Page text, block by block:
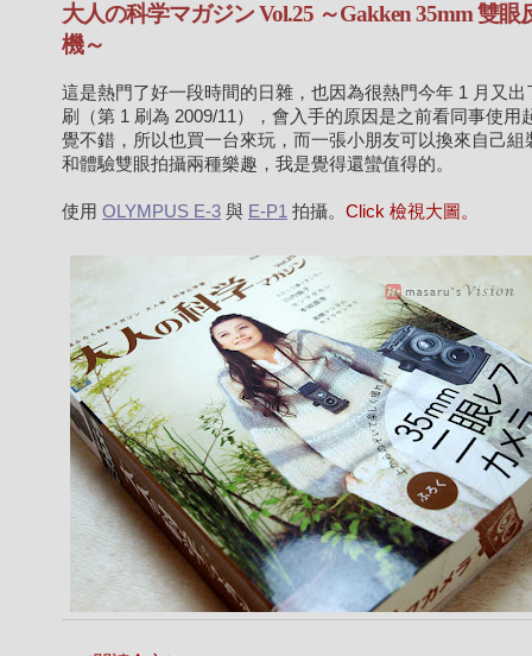
大人の科学マガジン Vol.25 ～Gakken 35mm 雙眼
機～
這是熱門了好一段時間的日雜，也因為很熱門今年 1 月又出
刷（第 1 刷為 2009/11），會入手的原因是之前看同事使用
覺不錯，所以也買一台來玩，而一張小朋友可以換來自己組
和體驗雙眼拍攝兩種樂趣，我是覺得還蠻值得的。
使用 OLYMPUS E-3 與 E-P1 拍攝。 Click 檢視大圖。